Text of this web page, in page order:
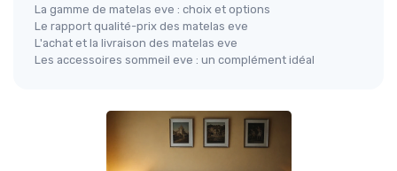
La gamme de matelas eve : choix et options
Le rapport qualité-prix des matelas eve
L'achat et la livraison des matelas eve
Les accessoires sommeil eve : un complément idéal